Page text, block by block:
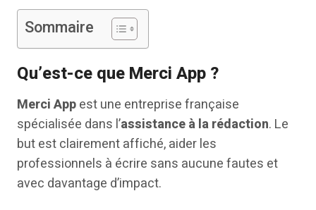
Sommaire
Qu’est-ce que Merci App ?
Merci Appest une entreprise française
spécialisée dans l’assistance à la rédaction. Le
but est clairement affiché, aider les
professionnels à écrire sans aucune fautes et
avec davantage d’impact.